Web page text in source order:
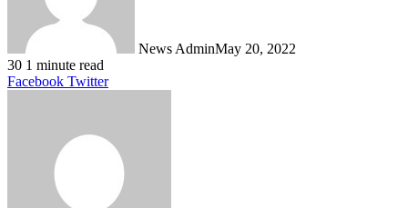
News AdminMay 20, 2022
30 1 minute read
Facebook TwitterLinkedIn
Tumblr
Pinterest
Reddit
VKontakte
Share
Print